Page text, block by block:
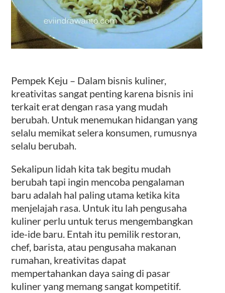
Pempek Keju – Dalam bisnis kuliner,
kreativitas sangat penting karena bisnis ini
terkait erat dengan rasa yang mudah
berubah. Untuk menemukan hidangan yang
selalu memikat selera konsumen, rumusnya
selalu berubah.
Sekalipun lidah kita tak begitu mudah
berubah tapi ingin mencoba pengalaman
baru adalah hal paling utama ketika kita
menjelajah rasa. Untuk itu lah pengusaha
kuliner perlu untuk terus mengembangkan
ide-ide baru. Entah itu pemilik restoran,
chef, barista, atau pengusaha makanan
rumahan, kreativitas dapat
mempertahankan daya saing di pasar
kuliner yang memang sangat kompetitif.